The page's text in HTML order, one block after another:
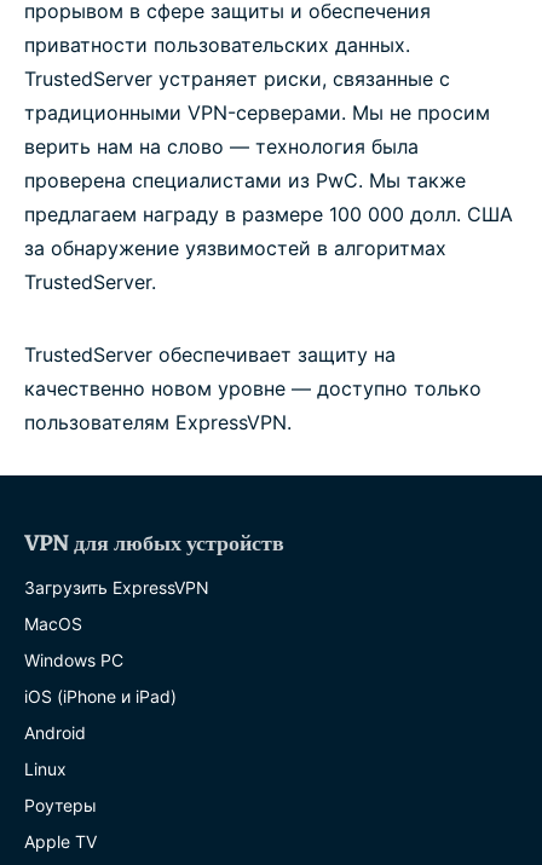
прорывом в сфере защиты и обеспечения
приватности пользовательских данных.
TrustedServer устраняет риски, связанные с
традиционными VPN-серверами. Мы не просим
верить нам на слово — технология была
проверена специалистами из PwC. Мы также
предлагаем награду в размере 100 000 долл. США
за обнаружение уязвимостей в алгоритмах
TrustedServer.
TrustedServer обеспечивает защиту на
качественно новом уровне — доступно только
пользователям ExpressVPN.
VPN для любых устройств
Загрузить ExpressVPN
MacOS
Windows PC
iOS (iPhone и iPad)
Android
Linux
Роутеры
Apple TV